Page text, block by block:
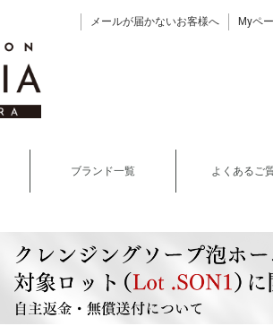
メールが届かないお客様へ Myペ
ブランド一覧 よくあるご